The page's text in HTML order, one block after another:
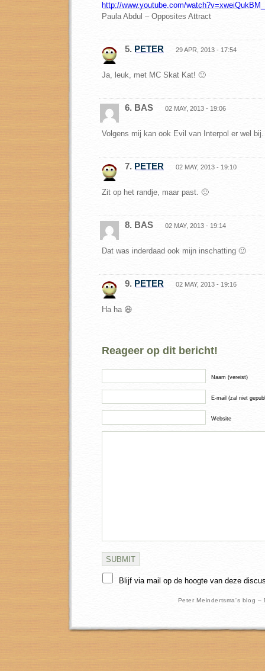
http://www.youtube.com/
Paula Abdul – Opposites Attract
5. PETER 29 APR, 2013 - 17:54
Ja, leuk, met MC Skat Kat! 🙂
6. BAS 02 MAY, 2013 - 19:06
Volgens mij kan ook Evil van Interpol er wel bij.
7. PETER 02 MAY, 2013 - 19:10
Zit op het randje, maar past. 🙂
8. BAS 02 MAY, 2013 - 19:14
Dat was inderdaad ook mijn inschatting 🙂
9. PETER 02 MAY, 2013 - 19:16
Ha ha 😆
Reageer op dit bericht!
Naam (vereist)
E-mail (zal niet
Website
Blijf via mail op de hoogte van deze
Peter Meindertsma's blog